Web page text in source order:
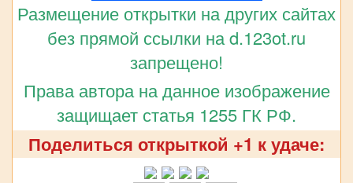
Размещение открытки на других сайтах
без прямой ссылки на d.123ot.ru
запрещено!
Права автора на данное изображение
защищает статья 1255 ГК РФ.
Поделиться открыткой +1 к удаче: